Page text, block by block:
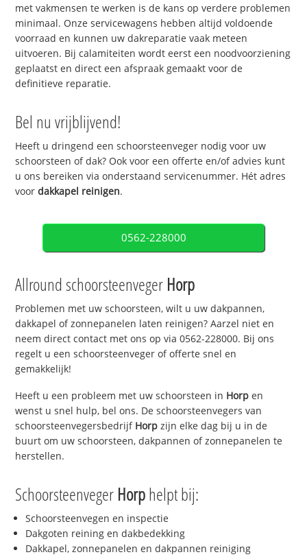
met vakmensen te werken is de kans op verdere problemen
minimaal. Onze servicewagens hebben altijd voldoende
voorraad en kunnen uw dakreparatie vaak meteen
uitvoeren. Bij calamiteiten wordt eerst een noodvoorziening
geplaatst en direct een afspraak gemaakt voor de
definitieve reparatie.
Bel nu vrijblijvend!
Heeft u dringend een schoorsteenveger nodig voor uw
schoorsteen of dak? Ook voor een offerte en/of advies kunt
u ons bereiken via onderstaand servicenummer. Hét adres
voordakkapel reinigen.
0562-228000
Allround schoorsteenveger Horp
Problemen met uw schoorsteen, wilt u uw dakpannen,
dakkapel of zonnepanelen laten reinigen? Aarzel niet en
neem direct contact met ons op via 0562-228000. Bij ons
regelt u een schoorsteenveger of offerte snel en
gemakkelijk!
Heeft u een probleem met uw schoorsteen in Horp en
wenst u snel hulp, bel ons. De schoorsteenvegers van
schoorsteenvegersbedrijf Horp zijn elke dag bij u in de
buurt om uw schoorsteen, dakpannen of zonnepanelen te
herstellen.
Schoorsteenveger Horphelpt bij:
Schoorsteenvegen en inspectie
Dakgoten reining en dakbedekking
Dakkapel, zonnepanelen en dakpannen reiniging